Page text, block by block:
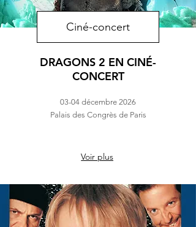
Ciné-concert
DRAGONS 2 EN CINÉ-
CONCERT
03-04 décembre 2026
Palais des Congrès de Paris
Voir plus